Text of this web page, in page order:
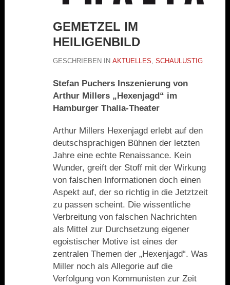
GEMETZEL IM
HEILIGENBILD
GESCHRIEBEN IN AKTUELLES SCHAULUSTIG
Stefan Puchers Inszenierung von
Arthur Millers „Hexenjagd“ im
Hamburger Thalia-Theater
Arthur Millers Hexenjagd erlebt auf den
deutschsprachigen Bühnen der letzten
Jahre eine echte Renaissance. Kein
Wunder, greift der Stoff mit der Wirkung
von falschen Informationen doch einen
Aspekt auf, der so richtig in die Jetztzeit
zu passen scheint. Die wissentliche
Verbreitung von falschen Nachrichten
als Mittel zur Durchsetzung eigener
egoistischer Motive ist eines der
zentralen Themen der „Hexenjagd“. Was
Miller noch als Allegorie auf die
Verfolgung von Kommunisten zur Zeit